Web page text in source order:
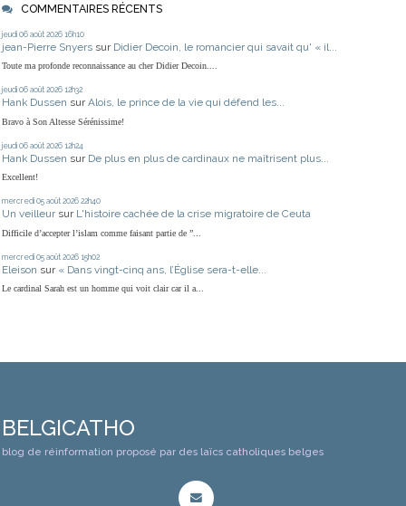
COMMENTAIRES RÉCENTS
jeudi 06 août 2026 16h10
jean-Pierre Snyers sur Didier Decoin, le romancier qui savait qu' « il...
Toute ma profonde reconnaissance au cher Didier Decoin....
jeudi 06 août 2026 12h32
Hank Dussen sur Alois, le prince de la vie qui défend les...
Bravo à Son Altesse Sérénissime!
jeudi 06 août 2026 12h24
Hank Dussen sur De plus en plus de cardinaux ne maîtrisent plus...
Excellent!
mercredi 05 août 2026 22h40
Un veilleur sur L'histoire cachée de la crise migratoire de Ceuta
Difficile d’accepter l’islam comme faisant partie de ”...
mercredi 05 août 2026 15h02
Eleison sur « Dans vingt-cinq ans, l’Église sera-t-elle...
Le cardinal Sarah est un homme qui voit clair car il a...
BELGICATHO
blog de réinformation proposé par des laïcs catholiques belges